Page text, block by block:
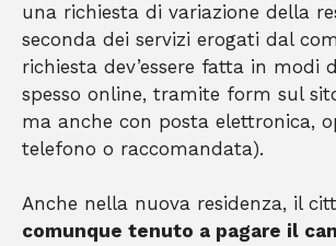
una richiesta di variazione della
seconda dei servizi erogati dal
richiesta dev’essere fatta in modi
spesso online, tramite form sul
ma anche con posta elettronica,
telefono o raccomandata).
Anche nella nuova residenza, il
comunque tenuto a pagare il